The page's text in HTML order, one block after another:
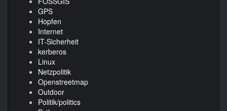
GPS
Hopfen
Internet
IT-Sicherheit
kerberos
Linux
Netzpolitik
Openstreetmap
Outdoor
Politik/politics